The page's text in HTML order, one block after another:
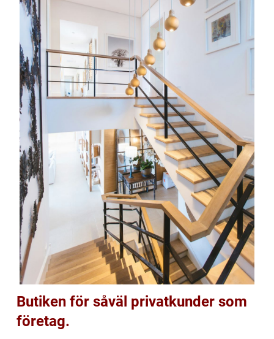
Butiken för såväl privatkunder som
företag.